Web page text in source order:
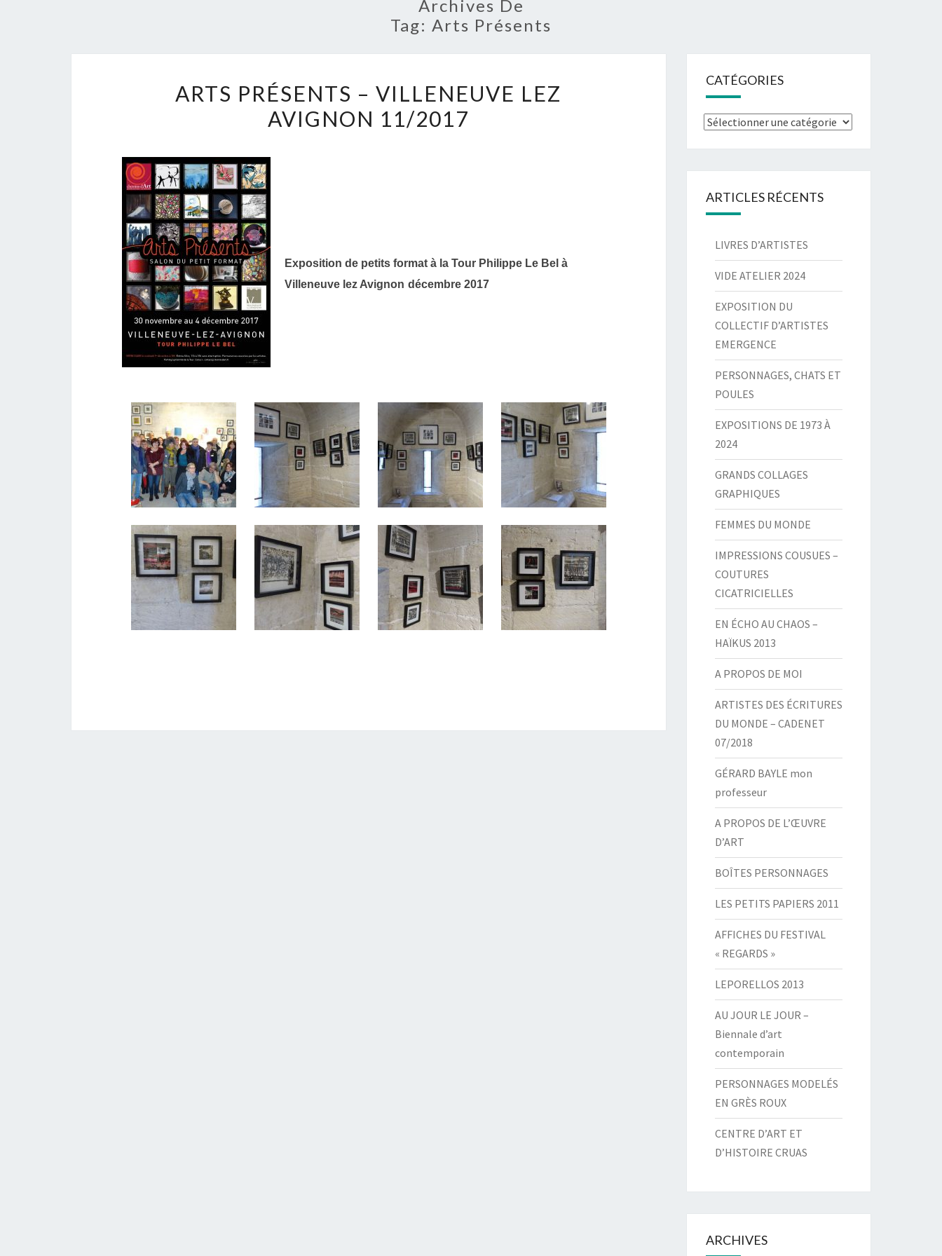
Archives De
Tag: Arts Présents
PRÉSENTS
–
ARTS PRÉSENTS – VILLENEUVE LEZ
AVIGNON 11/2017
Exposition de petits format à la Tour Philippe Le Bel à
Villeneuve lez Avignon décembre 2017
CATÉGORIES
Catégories
ARTICLES RÉCENTS
LIVRES D’ARTISTES
VIDE ATELIER 2024
EXPOSITION DU
COLLECTIF D’ARTISTES
EMERGENCE
PERSONNAGES, CHATS ET
POULES
EXPOSITIONS DE 1973 À
2024
GRANDS COLLAGES
GRAPHIQUES
FEMMES DU MONDE
IMPRESSIONS COUSUES –
COUTURES
CICATRICIELLES
EN ÉCHO AU CHAOS –
HAÏKUS 2013
A PROPOS DE MOI
ARTISTES DES ÉCRITURES
DU MONDE – CADENET
07/2018
GÉRARD BAYLE mon
professeur
A PROPOS DE L’ŒUVRE
D’ART
BOÎTES PERSONNAGES
LES PETITS PAPIERS 2011
AFFICHES DU FESTIVAL
« REGARDS »
LEPORELLOS 2013
AU JOUR LE JOUR –
Biennale d’art
contemporain
PERSONNAGES MODELÉS
EN GRÈS ROUX
CENTRE D’ART ET
D’HISTOIRE CRUAS
ARCHIVES